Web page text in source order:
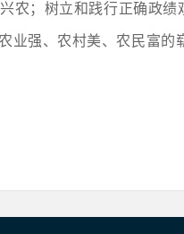
；树立和践行正确政
业强、农村美、农民富的